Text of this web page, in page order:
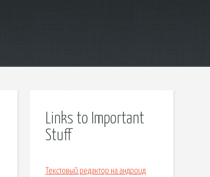
Links to Important
Stuff
Текстовый редактор на андроид